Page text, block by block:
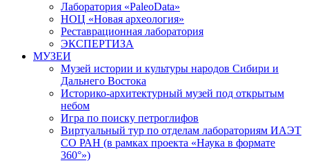
Лаборатория «PaleoData»
НОЦ «Новая археология»
Реставрационная лаборатория
ЭКСПЕРТИЗА
МУЗЕИ
Музей истории и культуры народов Сибири и
Дальнего Востока
Историко-архитектурный музей под открытым
небом
Игра по поиску петроглифов
Виртуальный тур по отделам лабораториям ИАЭТ
СО РАН (в рамках проекта «Наука в формате
360°»)